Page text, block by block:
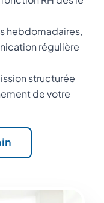
hebdomadaires,
régulière
structurée
de votre